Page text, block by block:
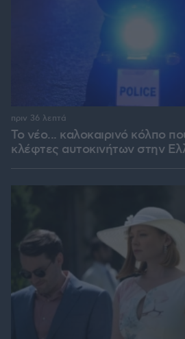
Το νέο... καλοκαιρινό κόλπο
κλέφτες αυτοκινήτων στην
πριν 36 λεπτά